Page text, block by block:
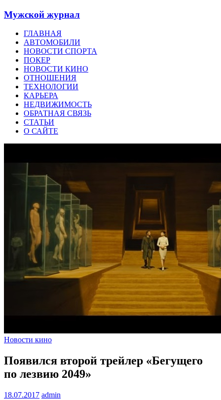
Мужской журнал
ГЛАВНАЯ
АВТОМОБИЛИ
НОВОСТИ СПОРТА
ПОКЕР
НОВОСТИ КИНО
ОТНОШЕНИЯ
ТЕХНОЛОГИИ
КАРЬЕРА
НЕДВИЖИМОСТЬ
ОБРАТНАЯ СВЯЗЬ
СТАТЬИ
О САЙТЕ
Новости кино
Появился второй трейлер «Бегущего
по лезвию 2049»
18.07.2017 admin